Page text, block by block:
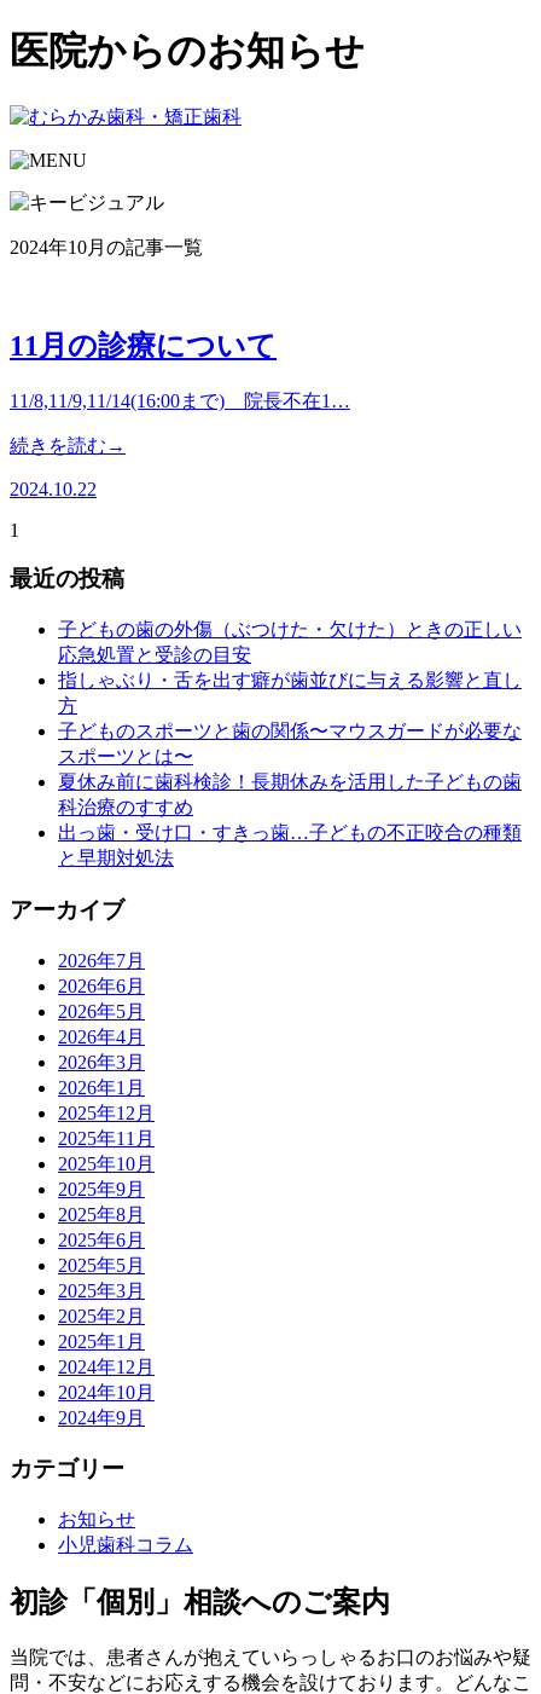
医院からのお知らせ
2024年10月の記事一覧
11月の診療について
11/8,11/9,11/14(16:00まで) 院長不在1…
続きを読む→
2024.10.22
1
最近の投稿
子どもの歯の外傷（ぶつけた・欠けた）ときの正しい
応急処置と受診の目安
指しゃぶり・舌を出す癖が歯並びに与える影響と直し
方
子どものスポーツと歯の関係〜マウスガードが必要な
スポーツとは〜
夏休み前に歯科検診！長期休みを活用した子どもの歯
科治療のすすめ
出っ歯・受け口・すきっ歯…子どもの不正咬合の種類
と早期対処法
アーカイブ
2026年7月
2026年6月
2026年5月
2026年4月
2026年3月
2026年1月
2025年12月
2025年11月
2025年10月
2025年9月
2025年8月
2025年6月
2025年5月
2025年3月
2025年2月
2025年1月
2024年12月
2024年10月
2024年9月
カテゴリー
お知らせ
小児歯科コラム
初診「個別」相談へのご案内
当院では、患者さんが抱えていらっしゃるお口のお悩みや疑
問・不安などにお応えする機会を設けております。どんなこ